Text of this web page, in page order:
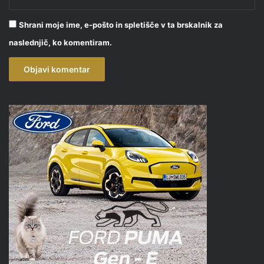
Shrani moje ime, e-pošto in spletišče v ta brskalnik za
naslednjič, ko komentiram.